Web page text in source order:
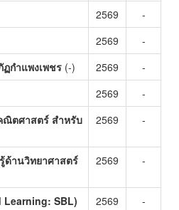
2569
-
2569
-
กำแพงเพชร (-) 2569
-
2569
-
ณิตศาสตร์ สำหรับ
2569 -
ด้านวิทยาศาสตร์
2569 -
Learning: SBL)
2569 -